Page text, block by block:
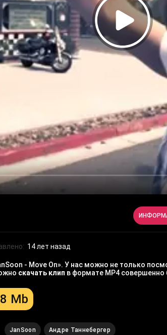
14 лет назад
- Move On». У нас можно не только
скачать клип в формате MP4 совершенно
Mb
JanSoon Андре Таннебергер